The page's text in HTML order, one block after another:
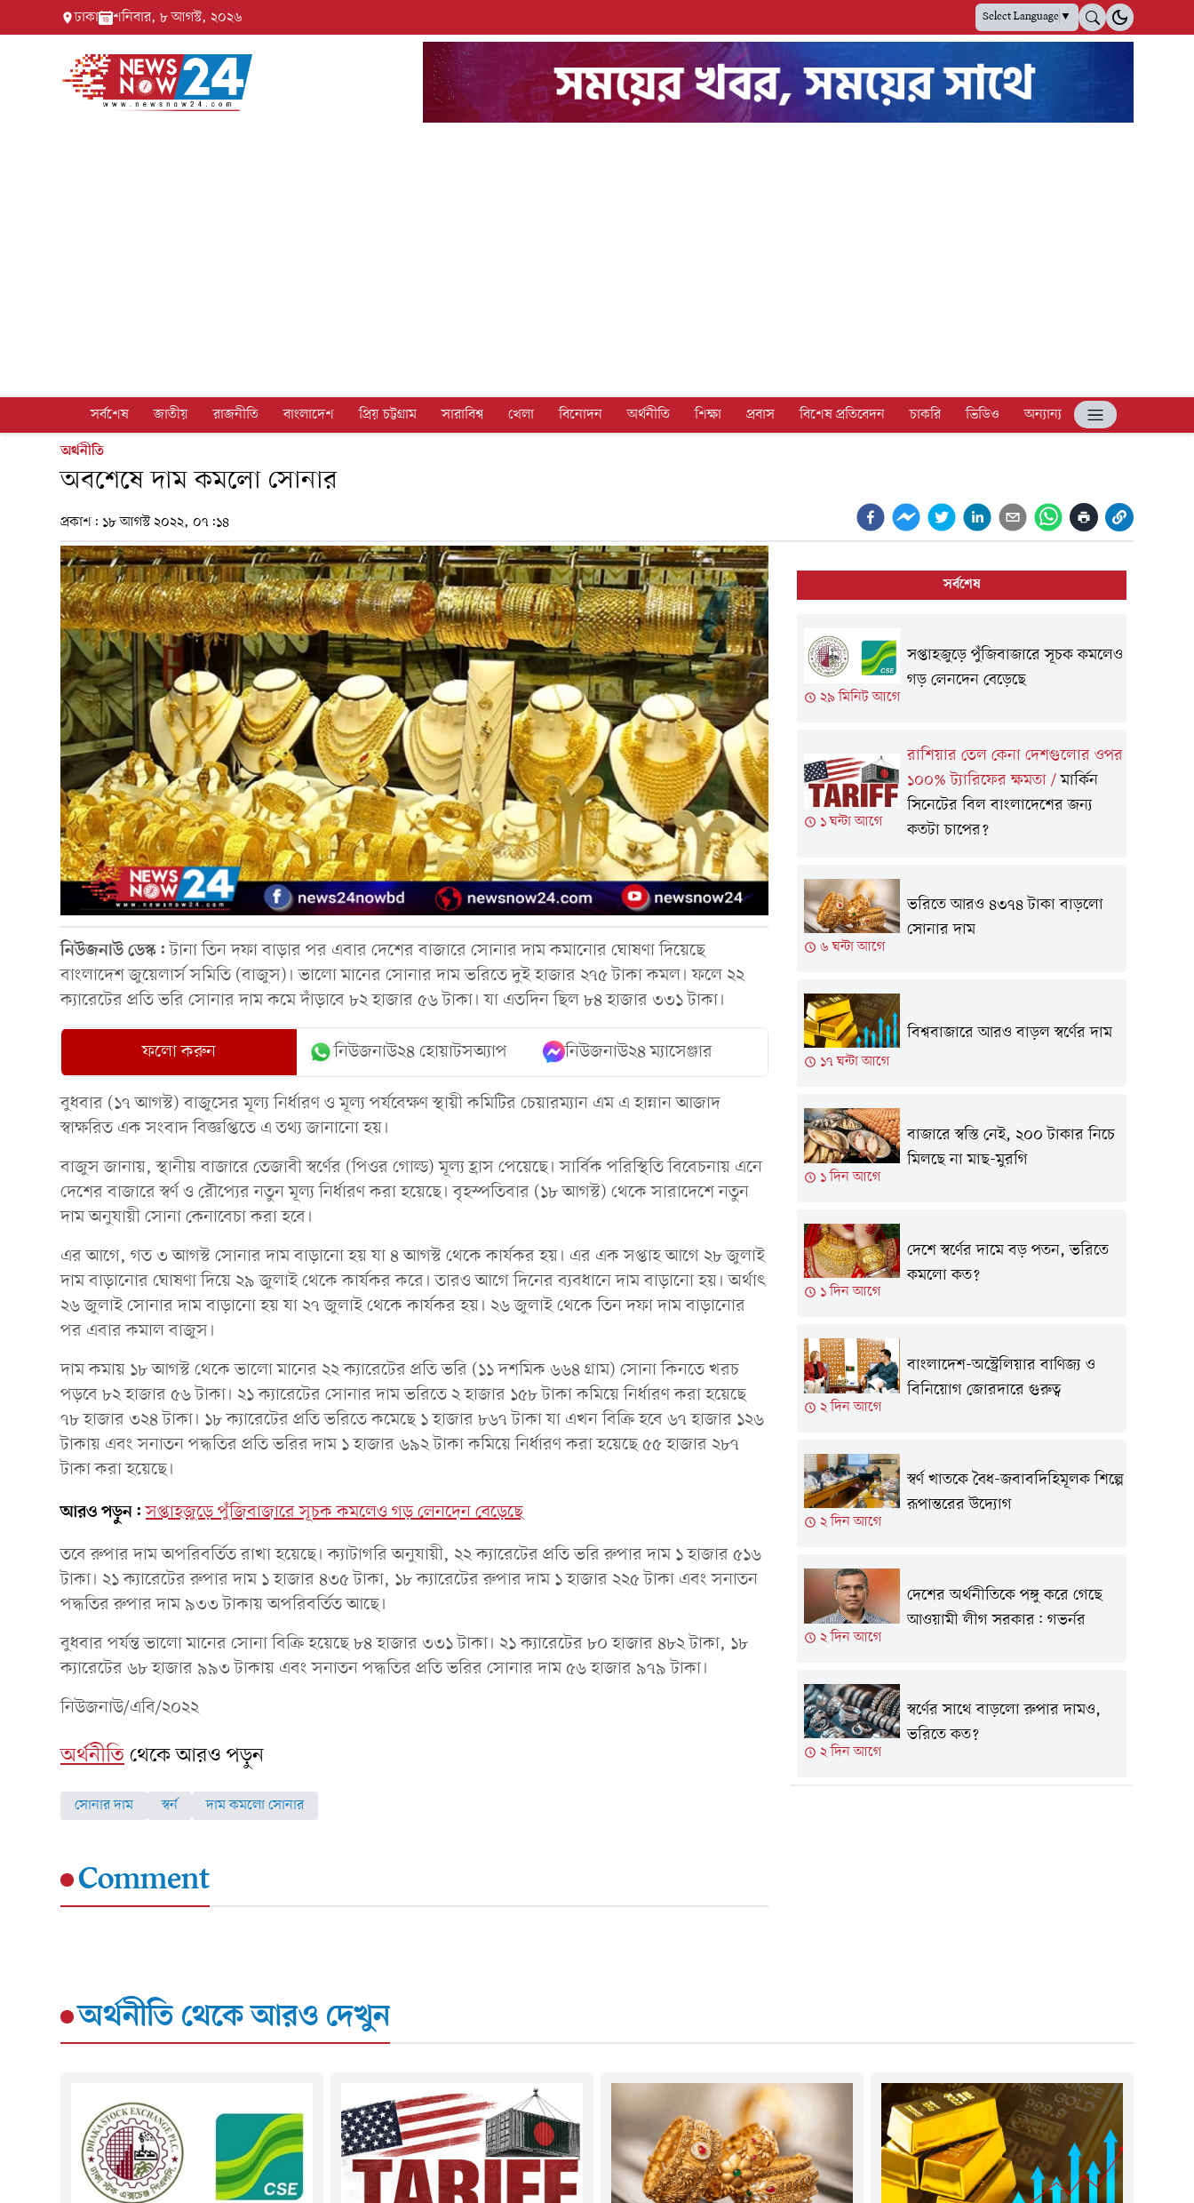
ঢাকা শনিবার, ৮ আগস্ট, ২০২৬ Select Language▼
সর্বশেষ জাতীয় রাজনীতি বাংলাদেশ প্রিয় চট্টগ্রাম সারাবিশ্ব খেলা বিনোদন অর্থনীতি শিক্ষা প্রবাস বিশেষ প্রতিবেদন চাকরি ভিডিও
অন্যান্য
অর্থনীতি
অবশেষে দাম কমলো সোনার
প্রকাশ: ১৮ আগস্ট ২০২২, ০৭:১৪
নিউজনাউ ডেস্ক:টানা তিন দফা বাড়ার পর এবার দেশের বাজারে সোনার দাম কমানোর ঘোষণা দিয়েছে
বাংলাদেশ জুয়েলার্স সমিতি (বাজুস)। ভালো মানের সোনার দাম ভরিতে দুই হাজার ২৭৫ টাকা কমল। ফলে ২২
ক্যারেটের প্রতি ভ‌রি সোনার দাম কমে দাঁড়াবে ৮২ হাজার ৫৬ টাকা। যা এতদিন ছিল ৮৪ হাজার ৩৩১ টাকা।
ফলো করুন নিউজনাউ২৪ হোয়াটসঅ্যাপ নিউজনাউ২৪ ম্যাসেঞ্জার
বুধবার (১৭ আগস্ট) বাজুসের মূল্য নির্ধারণ ও মূল্য পর্যবেক্ষণ স্থায়ী কমিটির চেয়ারম্যান এম এ হান্নান আজাদ
স্বাক্ষরিত এক সংবাদ বিজ্ঞপ্তিতে এ তথ্য জানানো হয়।
বাজুস জানায়, স্থানীয় বাজারে তেজাবী স্বর্ণের (পিওর গোল্ড) মূল্য হ্রাস পেয়েছে। সার্বিক পরিস্থিতি বিবেচনায় এনে
দেশের বাজারে স্বর্ণ ও রৌপ্যের নতুন মূল্য নির্ধারণ করা হ‌য়ে‌ছে। বৃহস্পতিবার (১৮ আগস্ট) থেকে সারাদেশে নতুন
দাম অনুযায়ী সোনা কেনাবেচা করা হবে।
এর আগে, গত ৩ আগস্ট সোনার দাম বাড়ানো হয় যা ৪ আগস্ট থেকে কার্যকর হয়। এর এক সপ্তাহ আগে ২৮ জুলাই
দাম বাড়া‌নোর ঘোষণা দি‌য়ে ২৯ জুলাই থেকে কার্যকর ক‌রে। তারও আগে দিনের ব্যবধানে দাম বাড়ানো হয়। অর্থাৎ
২৬ জুলাই সোনার দাম বাড়ানো হয় যা ২৭ জুলাই থেকে কার্যকর হয়। ২৬ জুলাই থে‌কে তিন দফা দাম বাড়া‌নোর
পর এবার কমা‌ল বাজুস।
দাম কমায় ১৮ আগস্ট থেকে ভালো মানের ২২ ক্যারেটের প্রতি ভরি (১১ দশমিক ৬৬৪ গ্রাম) সোনা কিনতে খরচ
পড়বে ৮২ হাজার ৫৬ টাকা। ২১ ক্যারেটের সোনার দাম ভরিতে ২ হাজার ১৫৮ টাকা ক‌মি‌য়ে নির্ধারণ করা হয়েছে
৭৮ হাজার ৩২৪ টাকা। ১৮ ক্যারেটের প্রতি ভরিতে ক‌মে‌ছে ১ হাজার ৮৬৭ টাকা যা এখন বিক্রি হবে ৬৭ হাজার ১২৬
টাকায় এবং সনাতন পদ্ধতির প্রতি ভরির দাম ১ হাজার ৬৯২ টাকা ক‌মি‌য়ে নির্ধারণ করা হয়েছে ৫৫ হাজার ২৮৭
টাকা করা হয়েছে।
আরও পড়ুন: সপ্তাহজুড়ে পুঁজিবাজারে সূচক কমলেও গড় লেনদেন বেড়েছে
তবে রুপার দাম অপরিবর্তিত রাখা হয়েছে। ক্যাটাগরি অনুযায়ী, ২২ ক্যারেটের প্রতি ভরি রুপার দাম ১ হাজার ৫১৬
টাকা। ২১ ক্যারেটের রুপার দাম ১ হাজার ৪৩৫ টাকা, ১৮ ক্যারেটের রুপার দাম ১ হাজার ২২৫ টাকা এবং সনাতন
পদ্ধতির রুপার দাম ৯৩৩ টাকায় অপরিবর্তিত আছে।
বুধবার পর্যন্ত ভালো মানের সোনা বি‌ক্রি হ‌য়ে‌ছে ৮৪ হাজার ৩৩১ টাকা। ২১ ক্যারেটের ৮০ হাজার ৪৮২ টাকা, ১৮
ক্যারেটের ৬৮ হাজার ৯৯৩ টাকায় এবং সনাতন পদ্ধতির প্রতি ভরির সোনার দাম ৫৬ হাজার ৯৭৯ টাকা।
নিউজনাউ/এবি/২০২২
অর্থনীতিথেকে আরও পড়ুন
সোনার দাম স্বর্ন দাম কমলো সোনার
Comment
সর্বশেষ
২৯ মিনিট আগে
সপ্তাহজুড়ে পুঁজিবাজারে সূচক কমলেও
গড় লেনদেন বেড়েছে
১ ঘন্টা আগে
রাশিয়ার তেল কেনা দেশগুলোর ওপর
১০০% ট্যারিফের ক্ষমতা/মার্কিন
সিনেটের বিল বাংলাদেশের জন্য
কতটা চাপের?
৬ ঘন্টা আগে
ভরিতে আরও ৪৩৭৪ টাকা বাড়লো
সোনার দাম
১৭ ঘন্টা আগে
বিশ্ববাজারে আরও বাড়ল স্বর্ণের দাম
১ দিন আগে
বাজারে স্বস্তি নেই, ২০০ টাকার নিচে
মিলছে না মাছ-মুরগি
১ দিন আগে
দেশে স্বর্ণের দামে বড় পতন, ভরিতে
কমলো কত?
২ দিন আগে
বাংলাদেশ-অস্ট্রেলিয়ার বাণিজ্য ও
বিনিয়োগ জোরদারে গুরুত্ব
২ দিন আগে
স্বর্ণ খাতকে বৈধ-জবাবদিহিমূলক শিল্পে
রূপান্তরের উদ্যোগ
২ দিন আগে
দেশের অর্থনীতিকে পঙ্গু করে গেছে
আওয়ামী লীগ সরকার: গভর্নর
২ দিন আগে
স্বর্ণের সাথে বাড়লো রুপার দামও,
ভরিতে কত?
অর্থনীতি থেকে আরও দেখুন